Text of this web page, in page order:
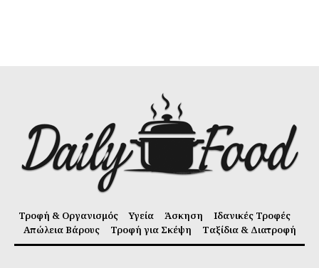
Τροφή & Οργανισμός Υγεία Άσκηση
Ιδανικές Τροφές
Απώλεια Βάρους
Τροφή για Σκέψη Ταξίδια & Διατροφή